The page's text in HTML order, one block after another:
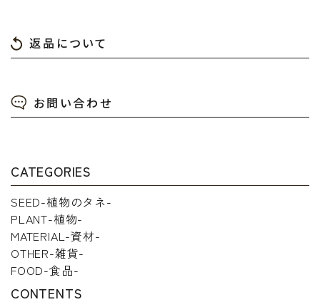
返品について
お問い合わせ
CATEGORIES
SEED-植物のタネ-
PLANT-植物-
MATERIAL-資材-
OTHER-雑貨-
FOOD-食品-
CONTENTS